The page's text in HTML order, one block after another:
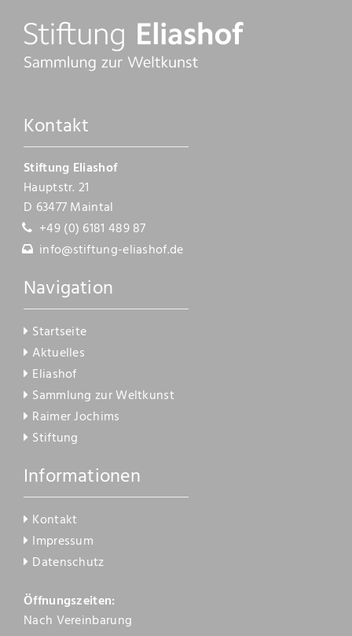
Bilder
Papierarbeiten
Malbücher
Steine
Vita
Stiftung
Kontakt
Kontakt
Stiftung Eliashof
Hauptstr. 21
D 63477 Maintal
+49 (0) 6181 489 87
info@stiftung-eliashof.de
Navigation
Startseite
Aktuelles
Eliashof
Sammlung zur Weltkunst
Raimer Jochims
Stiftung
Informationen
Kontakt
Impressum
Datenschutz
Öffnungszeiten:
Nach Vereinbarung